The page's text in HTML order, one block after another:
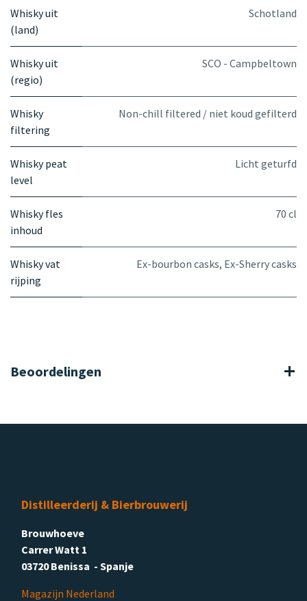
Whisky uit
(land)
Schotland
Whisky uit
(regio)
SCO - Campbeltown
Whisky
filtering
Non-chill filtered / niet koud gefilterd
Whisky peat
level
Licht geturfd
Whisky fles
inhoud
70 cl
Whisky vat
rijping
Ex-bourbon casks, Ex-Sherry casks
Beoordelingen
Distilleerderij & Bierbrouwerij
Brouwhoeve
Carrer Watt 1
03720 Benissa - Spanje
Magazijn Nederland